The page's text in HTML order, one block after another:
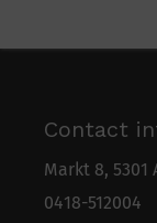
Contact
Markt 8, 5301
0418-512004